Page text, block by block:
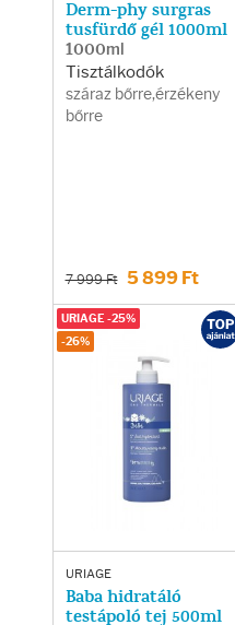
Derm-phy surgras
tusfürdő gél 1000ml
1000ml
Tisztálkodók
száraz bőrre,érzékeny
bőrre
7 999 Ft 5 899 Ft
URIAGE
Baba hidratáló
testápoló tej 500ml
URIAGE -25%
-26%